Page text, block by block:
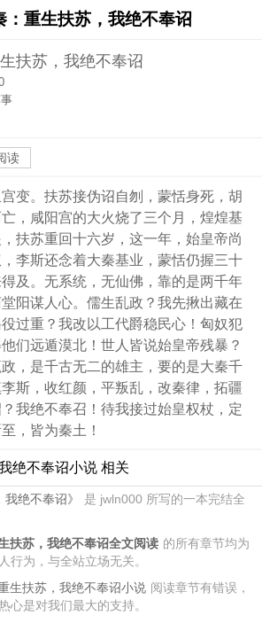
：重生扶苏，我绝不奉诏
扶苏，我绝不奉诏
读
变。扶苏接伪诏自刎，蒙恬身死，胡
，咸阳宫的大火烧了三个月，煌煌基
扶苏重回十六岁，这一年，始皇帝尚
李斯还念着大秦基业，蒙恬仍握三十
及。无系统，无仙佛，靠的是两千年
阳谋人心。儒生乱政？我先揪出藏在
过重？我改以工代爵稳民心！匈奴犯
们远遁漠北！世人皆说始皇帝残暴？
，是千古无二的雄主，要的是大秦千
斯，收红颜，平叛乱，改秦律，拓疆
我绝不奉召！待我接过始皇权杖，定
，皆为秦土！
绝不奉诏小说 相关
我绝不奉诏》
是 jwln000 所写的一本完结全
扶苏，我绝不奉诏全文阅读 的所有章节均为
行为，与全站立场无关。
生扶苏，我绝不奉诏小说 阅读章节有错误，
心是对我们最大的支持。